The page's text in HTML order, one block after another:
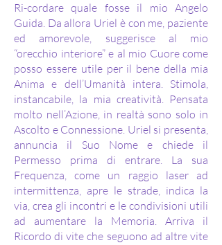
Ri-cordare quale fosse il mio Angelo
Guida. Da allora Uriel è con me, paziente
ed amorevole, suggerisce al mio
“orecchio interiore” e al mio Cuore come
posso essere utile per il bene della mia
Anima e dell’Umanità intera. Stimola,
instancabile, la mia creatività. Pensata
molto nell’Azione, in realtà sono solo in
Ascolto e Connessione. Uriel si presenta,
annuncia il Suo Nome e chiede il
Permesso prima di entrare. La sua
Frequenza, come un raggio laser ad
intermittenza, apre le strade, indica la
via, crea gli incontri e le condivisioni utili
ad aumentare la Memoria. Arriva il
Ricordo di vite che seguono ad altre vite